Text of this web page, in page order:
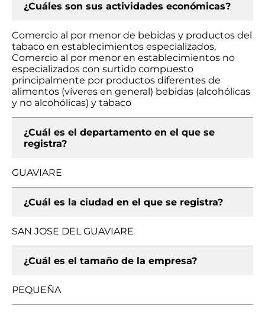
¿Cuáles son sus actividades económicas?
Comercio al por menor de bebidas y productos del
tabaco en establecimientos especializados,
Comercio al por menor en establecimientos no
especializados con surtido compuesto
principalmente por productos diferentes de
alimentos (víveres en general) bebidas (alcohólicas
y no alcohólicas) y tabaco
¿Cuál es el departamento en el que se
registra?
GUAVIARE
¿Cuál es la ciudad en el que se registra?
SAN JOSE DEL GUAVIARE
¿Cuál es el tamaño de la empresa?
PEQUEÑA